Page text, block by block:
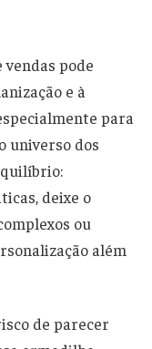
pode
e à
para
universo dos
deixe o
ou
além
de parecer